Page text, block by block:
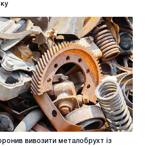
вивозити металобрухт із